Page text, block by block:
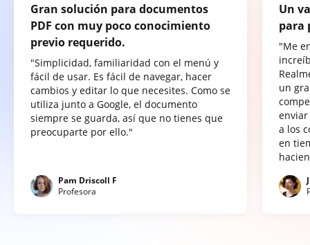
Gran solución para documentos
PDF con muy poco conocimiento
previo requerido.
"Simplicidad, familiaridad con el menú y
fácil de usar. Es fácil de navegar, hacer
cambios y editar lo que necesites. Como se
utiliza junto a Google, el documento
siempre se guarda, así que no tienes que
preocuparte por ello."
Pam Driscoll F
Profesora
Un
para
"Me
un
a los
en